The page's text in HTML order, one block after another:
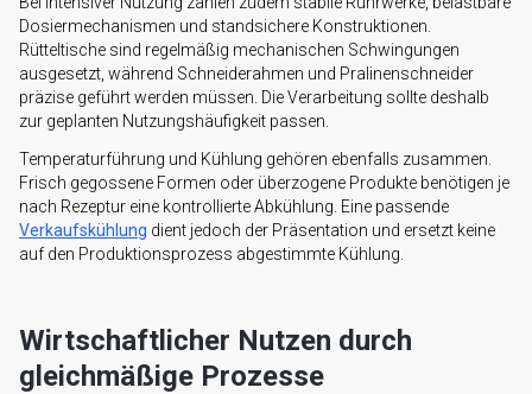
Dosiermechanismen und standsichere Konstruktionen.
Rütteltische sind regelmäßig mechanischen Schwingungen
ausgesetzt, während Schneiderahmen und Pralinenschneider
präzise geführt werden müssen. Die Verarbeitung sollte deshalb
zur geplanten Nutzungshäufigkeit passen.
Temperaturführung und Kühlung gehören ebenfalls zusammen.
Frisch gegossene Formen oder überzogene Produkte benötigen je
nach Rezeptur eine kontrollierte Abkühlung. Eine passende
Verkaufskühlung dient jedoch der Präsentation und ersetzt keine
auf den Produktionsprozess abgestimmte Kühlung.
Wirtschaftlicher Nutzen durch
gleichmäßige Prozesse